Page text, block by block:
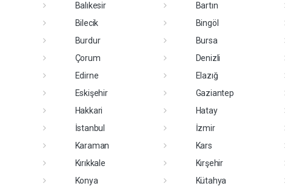
Balıkesir
Bartın
Bilecik
Bingöl
Burdur
Bursa
Çorum
Denizli
Edirne
Elazığ
Eskişehir
Gaziantep
Hakkari
Hatay
İstanbul
İzmir
Karaman
Kars
Kırıkkale
Kırşehir
Konya
Kütahya